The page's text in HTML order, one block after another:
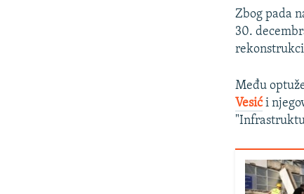
Zbog pada
30.
Među
Vesići